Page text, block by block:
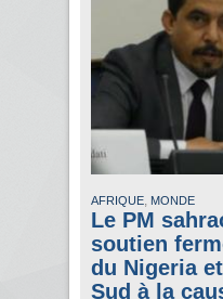
AFRIQUE, MONDE
Le PM
soutien
du Nigeria
Sud à la